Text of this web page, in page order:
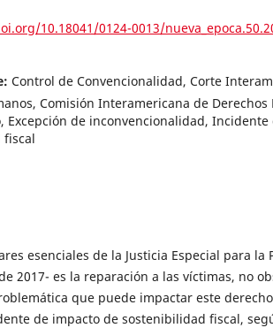
10.18041/0124-0013/
Control de Convencionalidad, Corte
Comisión Interamericana de Derechos
Excepción de inconvencionalidad,
fiscal
esenciales de la Justicia Especial para la
2017- es la reparación a las víctimas, no
que puede impactar este
de impacto de sostenibilidad fiscal,